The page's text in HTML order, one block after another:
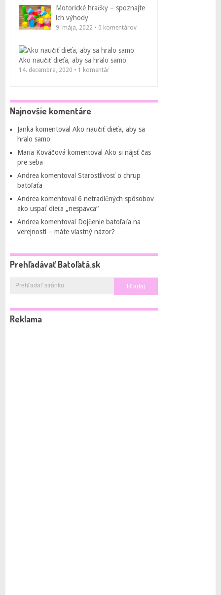
Motorické hračky – spoznajte
ich výhody
9. mája, 2022 • 0 komentárov
Ako naučiť dieťa, aby sa hralo samo
14. decembra, 2020 • 1 komentár
Najnovšie komentáre
Janka komentoval Ako naučiť dieťa, aby sa
hralo samo
Maria Kováčová komentoval Ako si nájsť čas
pre seba
Andrea komentoval Starostlivosť o chrup
batoľaťa
Andrea komentoval 6 netradičných spôsobov
ako uspať dieťa „nespavca“
Andrea komentoval Dojčenie batoľaťa na
verejnosti – máte vlastný názor?
Prehľadávať Batoľatá.sk
Reklama